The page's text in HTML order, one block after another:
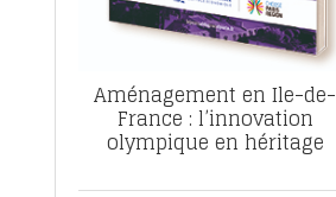
Aménagement en Ile-de-
France : l’innovation
olympique en héritage